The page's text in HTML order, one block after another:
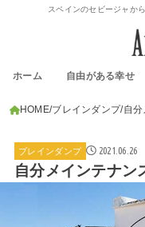
スペインのセビージャか
ホーム 自由がある幸せ
HOME ブレインダンプ 自分
ブレインダンプ 2021.06.26
自分メインテナン